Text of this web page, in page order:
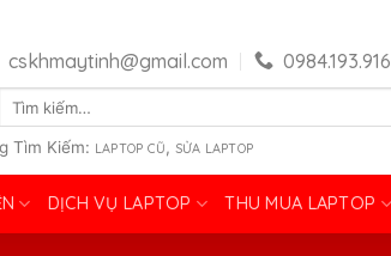
cskhmaytinh@gmail.com 0984.193.916
Tìm
Tìm Kiếm: LAPTOP CŨ, SỬA LAPTOP
DỊCH VỤ LAPTOP THU MUA LAPTOP